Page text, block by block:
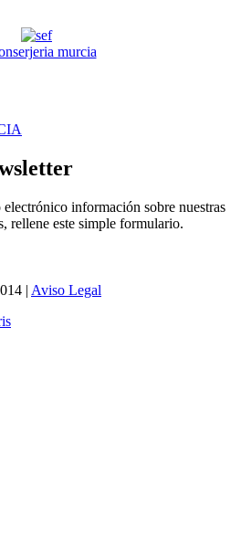
información sobre nuestras
rellene este simple formulario.
| Aviso Legal